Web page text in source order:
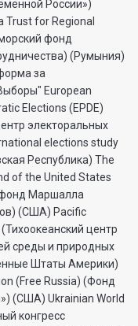
России»)
for Regional
фонд
(Румыния)
за
European
Elections (EPDE)
электоральных
elections study
Республика) The
of the United States
фонд Маршалла
(США) Pacific
центр
среды и природных
Штаты Америки)
(Free Russia) (Фонд
(США) Ukrainian World
конгресс